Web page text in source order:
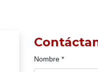
Nombre *